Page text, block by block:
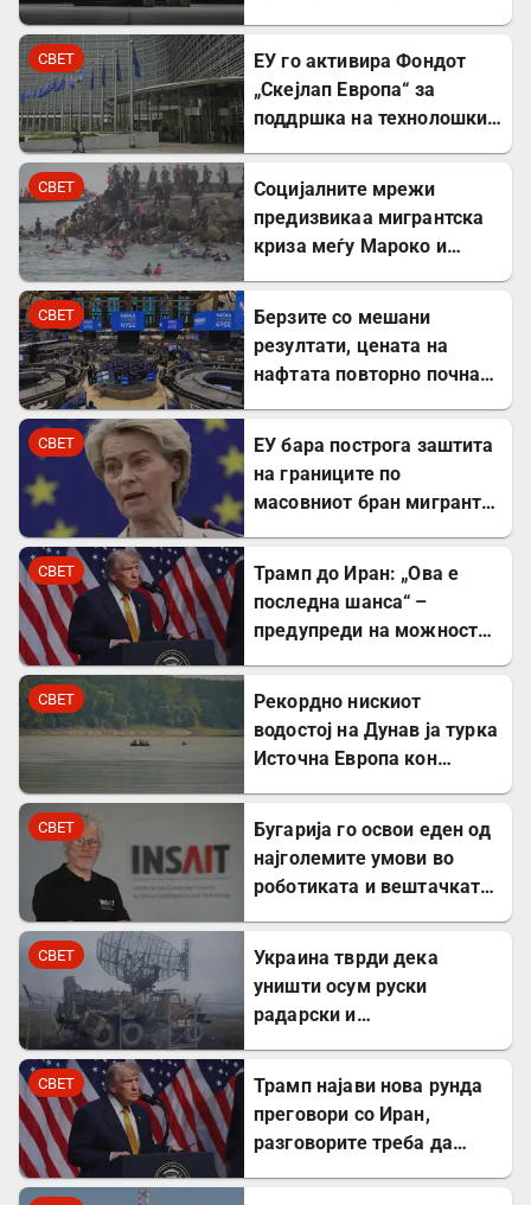
СВЕТ
ЕУ го активира Фондот
„Скејлап Европа“ за
поддршка на технолошки
СВЕТ
Социјалните мрежи
предизвикаа мигрантска
криза меѓу Мароко и
СВЕТ
Берзите со мешани
резултати, цената на
нафтата повторно почна
СВЕТ
ЕУ бара построга заштита
на границите по
масовниот бран мигранти
СВЕТ
Трамп до Иран: „Ова е
последна шанса“ –
предупреди на можност
СВЕТ
Рекордно нискиот
водостој на Дунав ја турка
Источна Европа кон
СВЕТ
Бугарија го освои еден од
најголемите умови во
роботиката и вештачката
СВЕТ
Украина тврди дека
уништи осум руски
радарски и
во Краснодар
СВЕТ
Трамп најави нова рунда
преговори со Иран,
разговорите треба да